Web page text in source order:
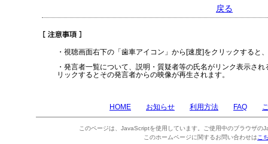
戻る
・視聴画面右下の「歯車アイコン」から[速度]をクリックすると
・発言者一覧について、説明・質疑者等の氏名がリンク表示さ
リックするとその発言者からの映像が再生されます。
HOME お知らせ 利用方法 FAQ
このページは、JavaScriptを使用しています。ご使用中のブラウザの
このホームページに関するお問い合わせは こ